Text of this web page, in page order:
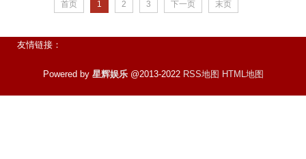
首页 1 2 3 下一页 末页
友情链接：
Powered by 星辉娱乐@2013-2022 RSS地图 HTML地图